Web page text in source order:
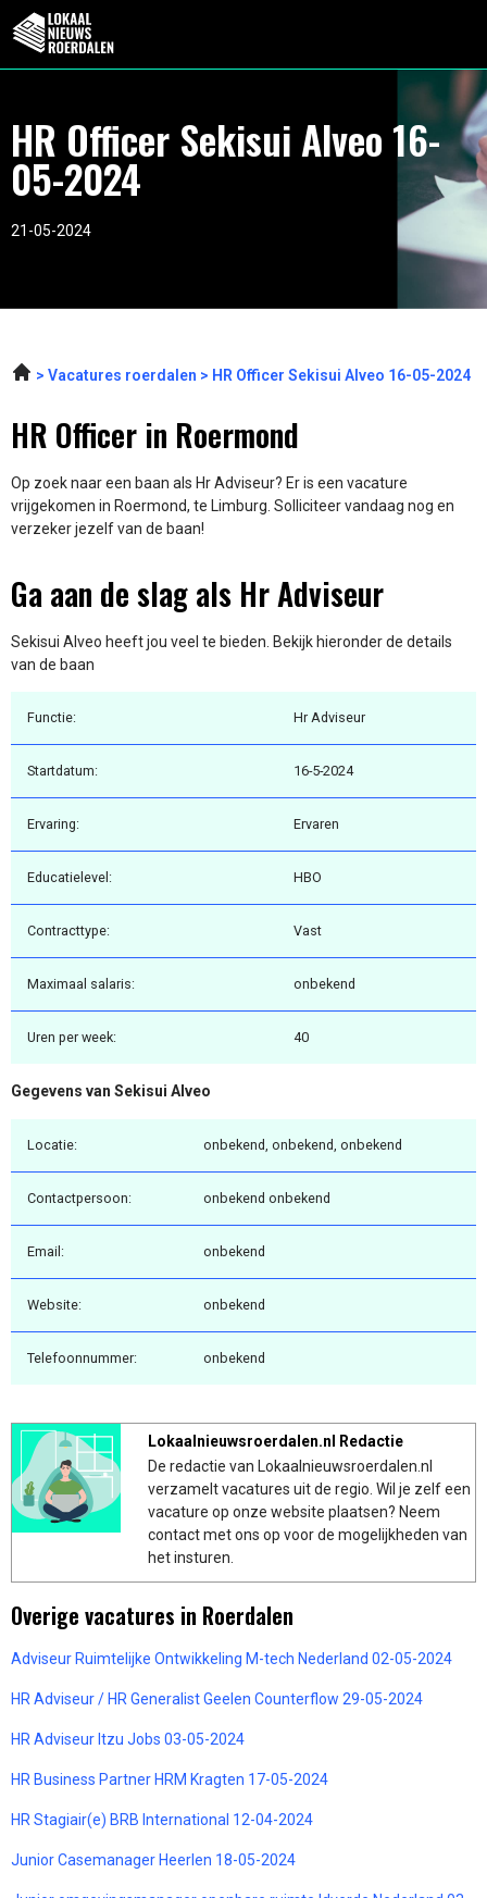
HR Officer Sekisui Alveo 16-
05-2024
21-05-2024
Vacatures roerdalen HR Officer Sekisui Alveo 16-05-2024
HR Officer in Roermond
Op zoek naar een baan als Hr Adviseur? Er is een vacature
vrijgekomen in Roermond, te Limburg. Solliciteer vandaag nog en
verzeker jezelf van de baan!
Ga aan de slag als Hr Adviseur
Sekisui Alveo heeft jou veel te bieden. Bekijk hieronder de details
van de baan
Functie: Hr Adviseur
Startdatum: 16-5-2024
Ervaring: Ervaren
Educatielevel: HBO
Contracttype: Vast
Maximaal salaris: onbekend
Uren per week: 40
Gegevens van Sekisui Alveo
Locatie: onbekend, onbekend, onbekend
Contactpersoon: onbekend onbekend
Email: onbekend
Website: onbekend
Telefoonnummer: onbekend
Lokaalnieuwsroerdalen.nl Redactie
De redactie van Lokaalnieuwsroerdalen.nl
verzamelt vacatures uit de regio. Wil je zelf een
vacature op onze website plaatsen? Neem
contact met ons op voor de mogelijkheden van
het insturen.
Overige vacatures in Roerdalen
Adviseur Ruimtelijke Ontwikkeling M-tech Nederland 02-05-2024
HR Adviseur / HR Generalist Geelen Counterflow 29-05-2024
HR Adviseur Itzu Jobs 03-05-2024
HR Business Partner HRM Kragten 17-05-2024
HR Stagiair(e) BRB International 12-04-2024
Junior Casemanager Heerlen 18-05-2024